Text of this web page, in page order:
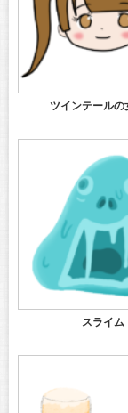
ツインテールの
スライム